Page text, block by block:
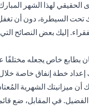
الحقيقي لهذا الشهر
تحت السيطرة، دون أن
إليك بعض النصائح التي
بطابع خاص يجعله مختلفًا
إعداد خطة إنفاق خاصة
ميزانيتك الشهرية
في المقابل، ضع